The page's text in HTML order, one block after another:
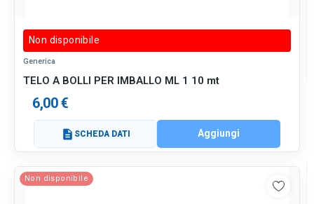
Non disponibile
Generica
TELO A BOLLI PER IMBALLO ML 1 10 mt
6,00 €
description SCHEDA DATI Aggiungi
Non disponibile